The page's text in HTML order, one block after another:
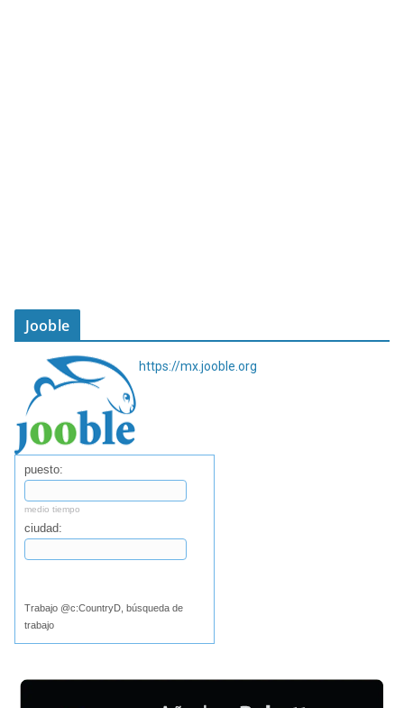
Jooble
https://mx.jooble.org
puesto:
medio tiempo
ciudad:
Trabajo @c:CountryD, búsqueda de
trabajo